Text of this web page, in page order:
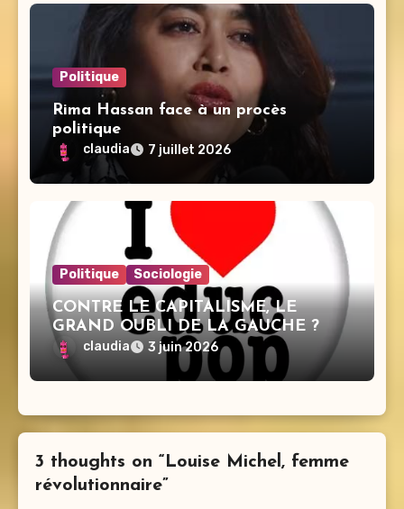
Politique
Rima Hassan face à un procès
politique
claudia 7 juillet 2026
Politique Sociologie
CONTRE LE CAPITALISME, LE
GRAND OUBLI DE LA GAUCHE ?
claudia 3 juin 2026
3 thoughts on “Louise Michel, femme
révolutionnaire”